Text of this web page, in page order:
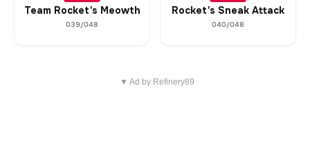
Team Rocket's Meowth
039/048
Rocket's Sneak Attack
040/048
▼ Ad by Refinery89